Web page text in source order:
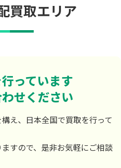
買取エリア
っています
せください
え、日本全国で買取を行って
すので、是非お気軽にご相談